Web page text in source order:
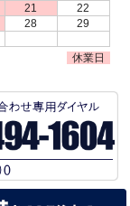
21
22
28
29
休業日